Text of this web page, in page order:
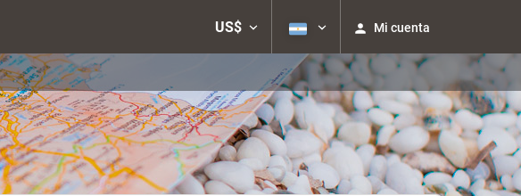
US$ Mi cuenta